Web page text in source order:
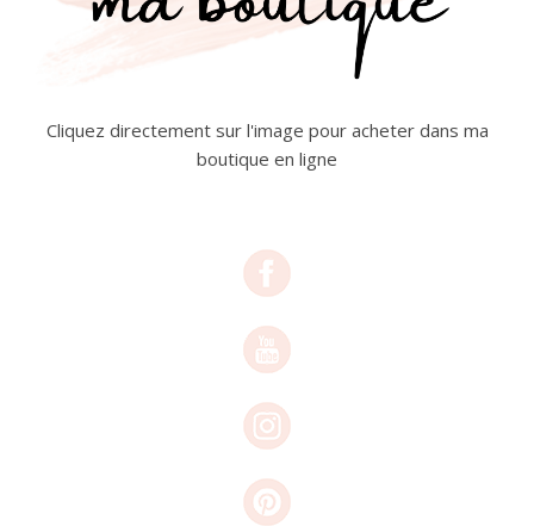
Cliquez directement sur l'image pour acheter dans ma
boutique en ligne